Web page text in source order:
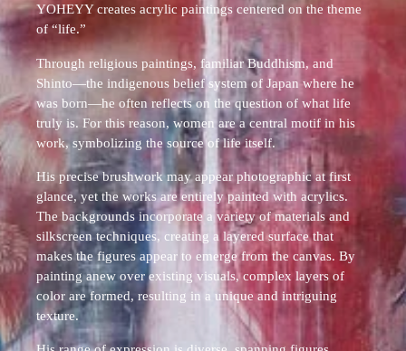
YOHEYY creates acrylic paintings centered on the theme
of “life.”
Through religious paintings, familiar Buddhism, and
Shinto—the indigenous belief system of Japan where he
was born—he often reflects on the question of what life
truly is. For this reason, women are a central motif in his
work, symbolizing the source of life itself.
His precise brushwork may appear photographic at first
glance, yet the works are entirely painted with acrylics.
The backgrounds incorporate a variety of materials and
silkscreen techniques, creating a layered surface that
makes the figures appear to emerge from the canvas. By
painting anew over existing visuals, complex layers of
color are formed, resulting in a unique and intriguing
texture.